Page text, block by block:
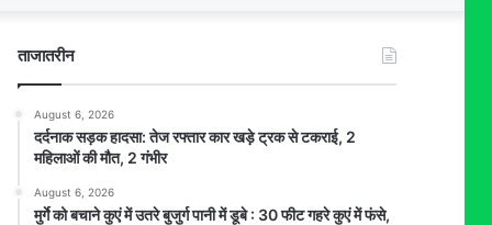
ताजातरीन
August 6, 2026
दर्दनाक सड़क हादसा: तेज रफ्तार कार खड़े ट्रक से टकराई, 2
महिलाओं की मौत, 2 गंभीर
August 6, 2026
मुर्गे को बचाने कुएं में उतरे बुजुर्ग पानी में डूबे : 30 फीट गहरे कुएं में फंसे,